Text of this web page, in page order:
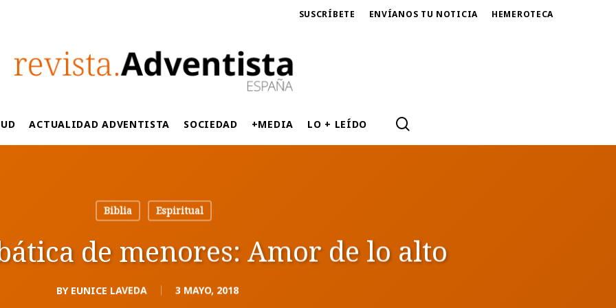
SUSCRÍBETE ENVÍANOS TU NOTICIA HEMEROTECA
ACTUALIDAD ADVENTISTA SOCIEDAD +MEDIA LO + LEÍDO
Biblia Espiritual
de menores: Amor de lo alto
BY EUNICE LAVEDA 3 MAYO, 2018